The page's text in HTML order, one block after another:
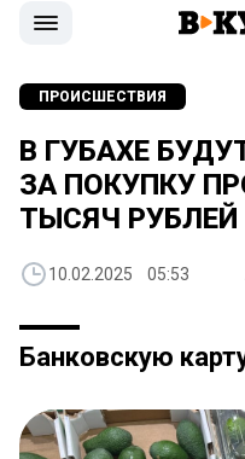
ПРОИСШЕСТВИЯ
В ГУБАХЕ
ЗА ПОКУПКУ
ТЫСЯЧ
10.02.2025 05:53
Банковскую